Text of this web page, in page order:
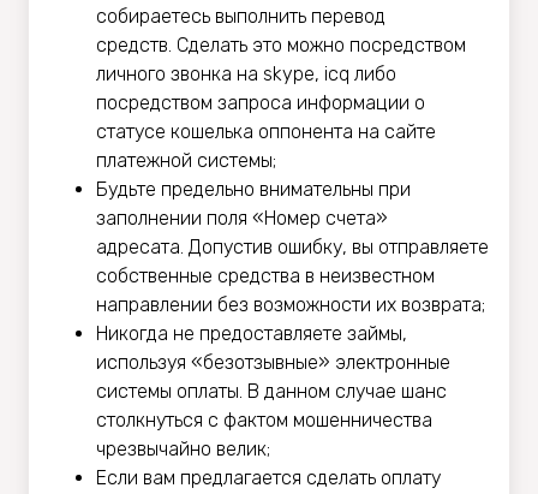
собираетесь выполнить перевод
средств. Сделать это можно посредством
личного звонка на skype, icq либо
посредством запроса информации о
статусе кошелька оппонента на сайте
платежной системы;
Будьте предельно внимательны при
заполнении поля «Номер счета»
адресата. Допустив ошибку, вы отправляете
собственные средства в неизвестном
направлении без возможности их возврата;
Никогда не предоставляете займы,
используя «безотзывные» электронные
системы оплаты. В данном случае шанс
столкнуться с фактом мошенничества
чрезвычайно велик;
Если вам предлагается сделать оплату